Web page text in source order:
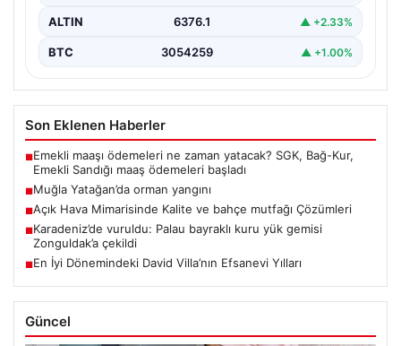
ALTIN 6376.1 ▲ +2.33%
BTC 3054259 ▲ +1.00%
Son Eklenen Haberler
■Emekli maaşı ödemeleri ne zaman yatacak? SGK, Bağ-Kur,
Emekli Sandığı maaş ödemeleri başladı
■Muğla Yatağan’da orman yangını
■Açık Hava Mimarisinde Kalite ve bahçe mutfağı Çözümleri
■Karadeniz’de vuruldu: Palau bayraklı kuru yük gemisi
Zonguldak’a çekildi
■En İyi Dönemindeki David Villa’nın Efsanevi Yılları
Güncel